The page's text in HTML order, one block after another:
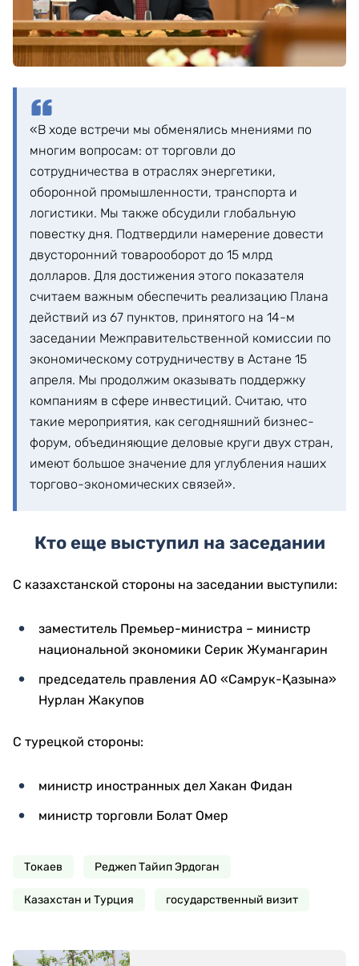
«В ходе встречи мы обменялись мнениями по
многим вопросам: от торговли до
сотрудничества в отраслях энергетики,
оборонной промышленности, транспорта и
логистики. Мы также обсудили глобальную
повестку дня. Подтвердили намерение довести
двусторонний товарооборот до 15 млрд
долларов. Для достижения этого показателя
считаем важным обеспечить реализацию Плана
действий из 67 пунктов, принятого на 14-м
заседании Межправительственной комиссии по
экономическому сотрудничеству в Астане 15
апреля. Мы продолжим оказывать поддержку
компаниям в сфере инвестиций. Считаю, что
такие мероприятия, как сегодняшний бизнес-
форум, объединяющие деловые круги двух стран,
имеют большое значение для углубления наших
торгово-экономических связей».
Кто еще выступил на заседании
С казахстанской стороны на заседании выступили:
заместитель Премьер-министра – министр
национальной экономики Серик Жумангарин
председатель правления АО «Самрук-Қазына»
Нурлан Жакупов
С турецкой стороны:
министр иностранных дел Хакан Фидан
министр торговли Болат Омер
Токаев Реджеп Тайип Эрдоган
Казахстан и Турция государственный визит